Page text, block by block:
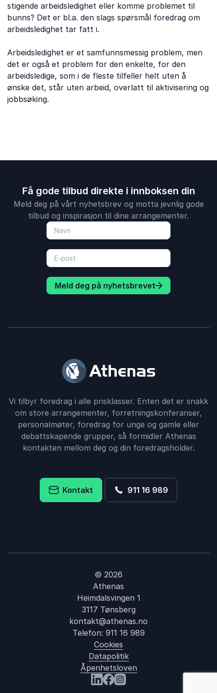
stigende arbeidsledighet eller komme problemet til
bunns? Det er bl.a. den slags spørsmål foredrag om
arbeidsledighet tar fatt i.
Arbeidsledighet er et samfunnsmessig problem, men
det er også et problem for den enkelte, for den
arbeidsledige, som i de fleste tilfeller helt uten å
ønske det, står uten arbeid, overlatt til aktivisering og
jobbsøking.
Få gode tilbud direkte i innboksen din
Meld deg på vårt nyhetsbrev og motta jevnlig gode
tilbud og inspirasjon til dine arrangementer.
Meld deg på nyhetsbrevet
Vi tilbyr foredrag i alle prisklasser. Enten det er snakk
om store arrangementer, forretningskonferanser,
personalmøter, foredrag for unge og gamle eller
debattskapende grupper, så formidler Athenas
kontakten mellom deg og din foredragsholder.
Kontakt 911 16 989
© 2026
Athenas
Heimdalsvingen 1
3117 Tønsberg
kontakt@athenas.no
Telefon: 911 16 989
Cookies
Datapolitik
Åpenhetsloven